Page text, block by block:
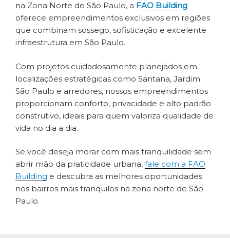
na Zona Norte de São Paulo, a FAO Building
oferece empreendimentos exclusivos em regiões
que combinam sossego, sofisticação e excelente
infraestrutura em São Paulo.
Com projetos cuidadosamente planejados em
localizações estratégicas como Santana, Jardim
São Paulo e arredores, nossos empreendimentos
proporcionam conforto, privacidade e alto padrão
construtivo, ideais para quem valoriza qualidade de
vida no dia a dia.
Se você deseja morar com mais tranquilidade sem
abrir mão da praticidade urbana, fale com a FAO
Building e descubra as melhores oportunidades
nos bairros mais tranquilos na zona norte de São
Paulo.